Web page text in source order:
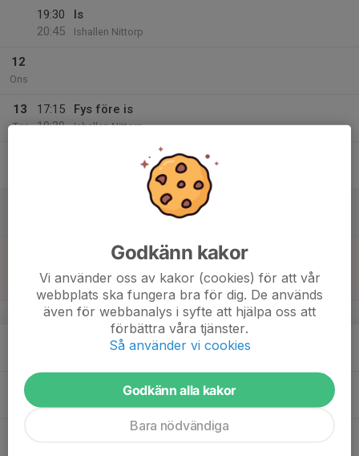
19:30
20:45
Is
Ishallen Nittorp
12
Ons
13
Tor
17:15
19:30
Fys före is
Ishallen Nittorp
Match mot HC Dalen
Nittorps Ishall
v.8
Is med fys efter
18
Tis
Fysträning i Nittorp
Godkänn kakor
Vi använder oss av kakor (cookies) för att vår
webbplats ska fungera bra för dig. De används
även för webbanalys i syfte att hjälpa oss att
förbättra våra tjänster.
Så använder vi cookies
Godkänn alla kakor
Bara nödvändiga